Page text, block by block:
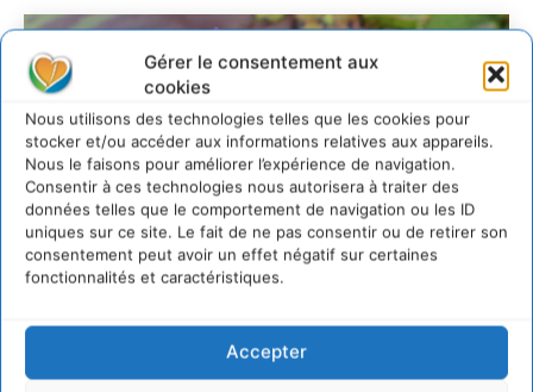
Gérer le consentement aux
cookies
Nous utilisons des technologies telles que les cookies pour
stocker et/ou accéder aux informations relatives aux appareils.
Nous le faisons pour améliorer l’expérience de navigation.
Consentir à ces technologies nous autorisera à traiter des
données telles que le comportement de navigation ou les ID
uniques sur ce site. Le fait de ne pas consentir ou de retirer son
consentement peut avoir un effet négatif sur certaines
fonctionnalités et caractéristiques.
Accepter